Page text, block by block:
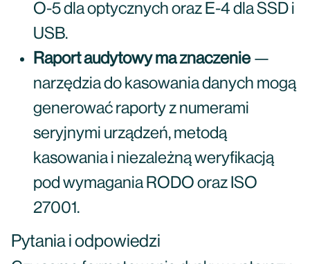
O-5 dla optycznych oraz E-4 dla SSD i
USB.
Raport audytowy ma znaczenie—
narzędzia do kasowania danych mogą
generować raporty z numerami
seryjnymi urządzeń, metodą
kasowania i niezależną weryfikacją
pod wymagania RODO oraz ISO
27001.
Pytania i odpowiedzi